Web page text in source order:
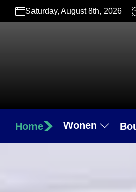
Skip
Saturday, August 8th, 2026
Home Wonen